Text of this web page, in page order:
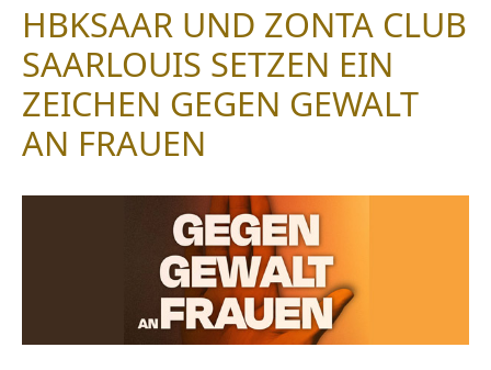
HBKSAAR UND ZONTA CLUB
SAARLOUIS SETZEN EIN
ZEICHEN GEGEN GEWALT
AN FRAUEN